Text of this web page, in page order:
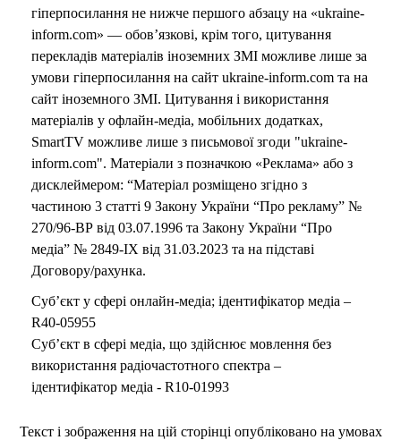
гіперпосилання не нижче першого абзацу на «ukraine-
inform.com» — обов’язкові, крім того, цитування
перекладів матеріалів іноземних ЗМІ можливе лише за
умови гіперпосилання на сайт ukraine-inform.com та на
сайт іноземного ЗМІ. Цитування і використання
матеріалів у офлайн-медіа, мобільних додатках,
SmartTV можливе лише з письмової згоди "ukraine-
inform.com". Матеріали з позначкою «Реклама» або з
дисклеймером: “Матеріал розміщено згідно з
частиною 3 статті 9 Закону України “Про рекламу” №
270/96-ВР від 03.07.1996 та Закону України “Про
медіа” № 2849-IX від 31.03.2023 та на підставі
Договору/рахунка.
Суб’єкт у сфері онлайн-медіа; ідентифікатор медіа –
R40-05955
Суб’єкт в сфері медіа, що здійснює мовлення без
використання радіочастотного спектра –
ідентифікатор медіа - R10-01993
Текст і зображення на цій сторінці опубліковано на умовах